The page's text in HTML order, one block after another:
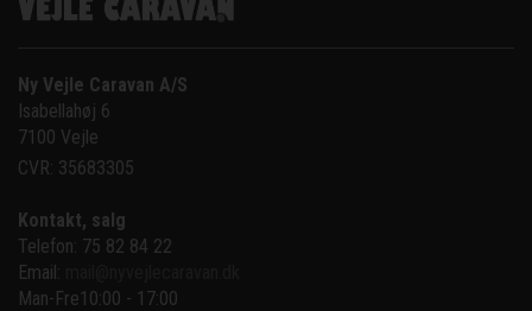
Ny Vejle Caravan A/S
Isabellahøj 6
7100 Vejle
CVR: 35683305
Kontakt, salg
Telefon: 75 82 84 22
Email:
Man-Fre10:00 - 17:00